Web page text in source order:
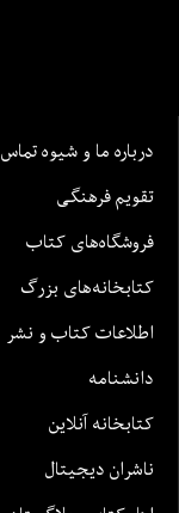
درباره ما و شیوه تماس
تقویم فرهنگی
فروشگاه‌های کتاب
کتابخانه‌های بزرگ
اطلاعات کتاب و نشر
دانشنامه
کتابخانه آنلاین
ناشران دیجیتال